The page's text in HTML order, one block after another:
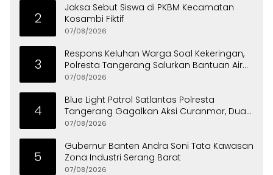
2
Jaksa Sebut Siswa di PKBM Kecamatan
Kosambi Fiktif
07/08/2026
3
Respons Keluhan Warga Soal Kekeringan,
Polresta Tangerang Salurkan Bantuan Air
Bersih ke Panongan
07/08/2026
4
Blue Light Patrol Satlantas Polresta
Tangerang Gagalkan Aksi Curanmor, Dua
Pria Diamankan
07/08/2026
5
Gubernur Banten Andra Soni Tata Kawasan
Zona Industri Serang Barat
07/08/2026